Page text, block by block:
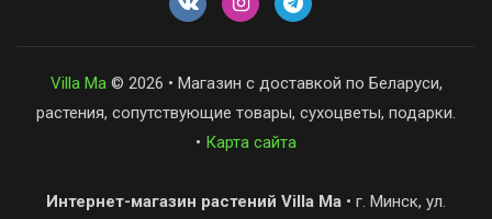
Villa Ma © 2026 • Магазин с доставкой по Беларуси,
растения, сопутствующие товары, сухоцветы, подарки.
• Карта сайта
Интернет-магазин растений Villa Ma • г. Минск, ул.